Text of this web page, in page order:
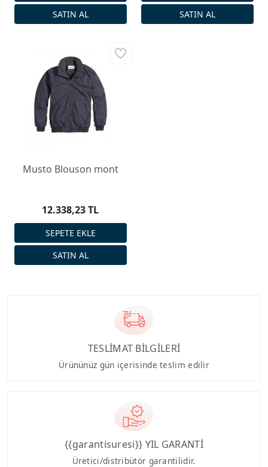
Musto Blouson mont
12.338,23 TL
TESLİMAT BİLGİLERİ
Ürününüz gün içerisinde teslim edilir
{{garantisuresi}} YIL GARANTİ
Üretici/distribütör garantilidir.